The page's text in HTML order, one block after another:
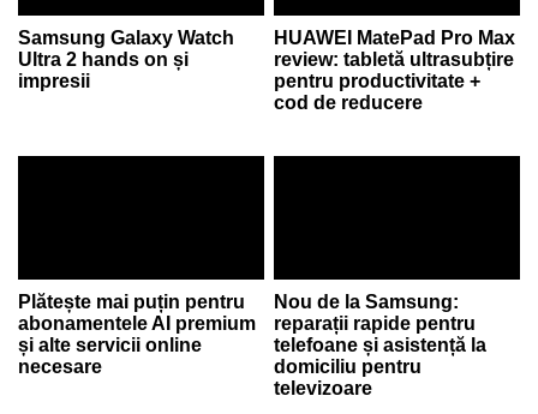
Samsung Galaxy Watch
Ultra 2 hands on și
impresii
HUAWEI MatePad Pro Max
review: tabletă ultrasubțire
pentru productivitate +
cod de reducere
Plătește mai puțin pentru
abonamentele AI premium
și alte servicii online
necesare
Nou de la Samsung:
reparații rapide pentru
telefoane și asistență la
domiciliu pentru
televizoare